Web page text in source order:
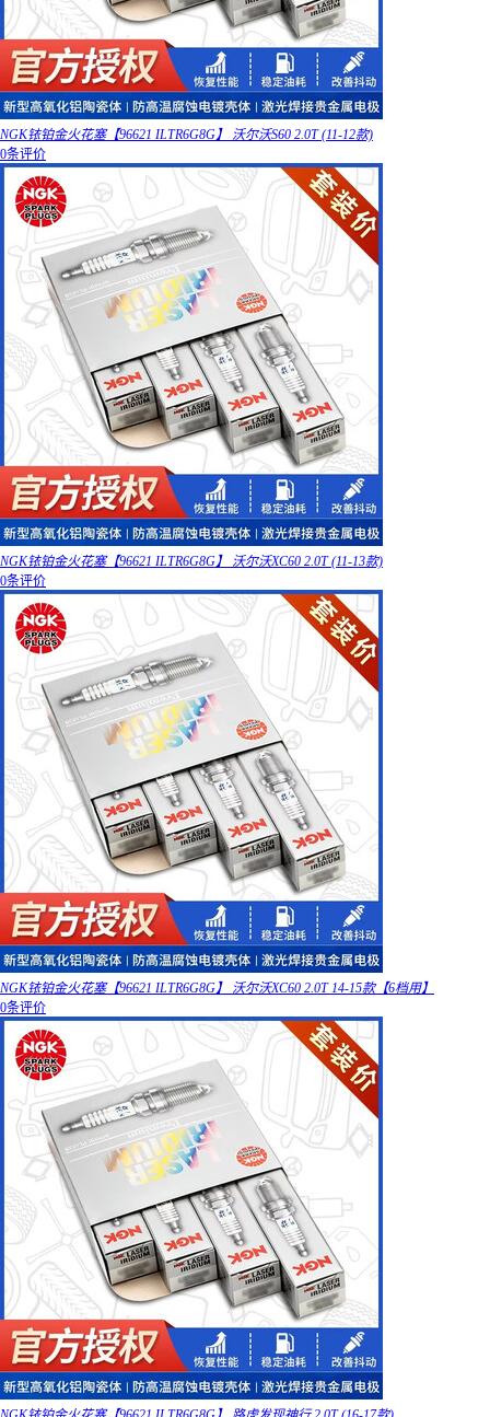
NGK铱铂金火花塞【96621 ILTR6G8G】 沃尔沃S60 2.0T (11-12款)
0条评价
NGK铱铂金火花塞【96621 ILTR6G8G】 沃尔沃XC60 2.0T (11-13款)
0条评价
NGK铱铂金火花塞【96621 ILTR6G8G】 沃尔沃XC60 2.0T 14-15款【6档用】
0条评价